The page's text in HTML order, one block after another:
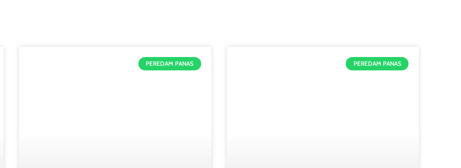
PEREDAM PANAS PEREDAM PANAS